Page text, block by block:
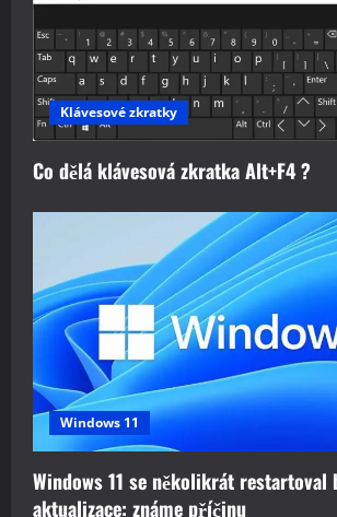
Klávesové zkratky
Co dělá klávesová zkratka Alt+F4 ?
Windows 11
Windows 11 se několikrát restartoval
aktualizace: známe příčinu